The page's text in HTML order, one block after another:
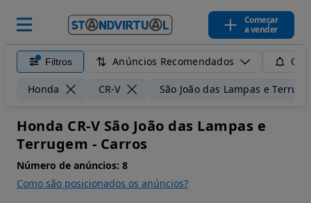
Começar
a vender
Filtros Anúncios Recomendados
Honda CR-V São João das Lampas e
Honda CR-V São João das Lampas e
Terrugem - Carros
Número de anúncios: 8
Como são posicionados os anúncios?